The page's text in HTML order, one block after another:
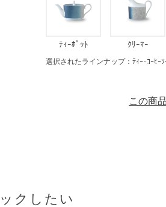
ﾃｨｰﾎﾟｯﾄ ｸﾘｰﾏｰ
選択されたラインナップ：ﾃｨｰ･ｺｰﾋｰｿ
この商
クしたい